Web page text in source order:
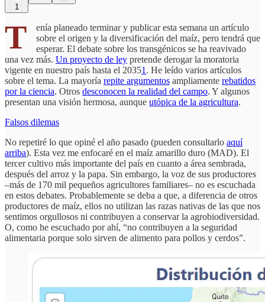
1
T
enía planeado terminar y publicar esta semana un artículo
sobre el origen y la diversificación del maíz, pero tendrá que
esperar. El debate sobre los transgénicos se ha reavivado
una vez más. Un proyecto de ley pretende derogar la moratoria
vigente en nuestro país hasta el 20351 . He leído varios artículos
sobre el tema. La mayoría repite argumentos ampliamente rebatidos
por la ciencia. Otros desconocen la realidad del campo. Y algunos
presentan una visión hermosa, aunque utópica de la agricultura.
Falsos dilemas
No repetiré lo que opiné el año pasado (pueden consultarlo aquí
arriba). Esta vez me enfocaré en el maíz amarillo duro (MAD). El
tercer cultivo más importante del país en cuanto a área sembrada,
después del arroz y la papa. Sin embargo, la voz de sus productores
–más de 170 mil pequeños agricultores familiares– no es escuchada
en estos debates. Probablemente se deba a que, a diferencia de otros
productores de maíz, ellos no utilizan las razas nativas de las que nos
sentimos orgullosos ni contribuyen a conservar la agrobiodiversidad.
O, como he escuchado por ahí, “no contribuyen a la seguridad
alimentaria porque solo sirven de alimento para pollos y cerdos”.